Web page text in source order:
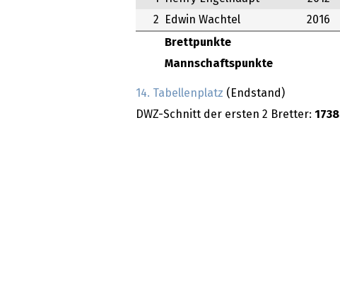
Brettpunkte
Mannschaftspunkte
2
Edwin Wachtel 2016
14. Tabellenplatz (Endstand)
DWZ-Schnitt der ersten 2 Bretter: 1738